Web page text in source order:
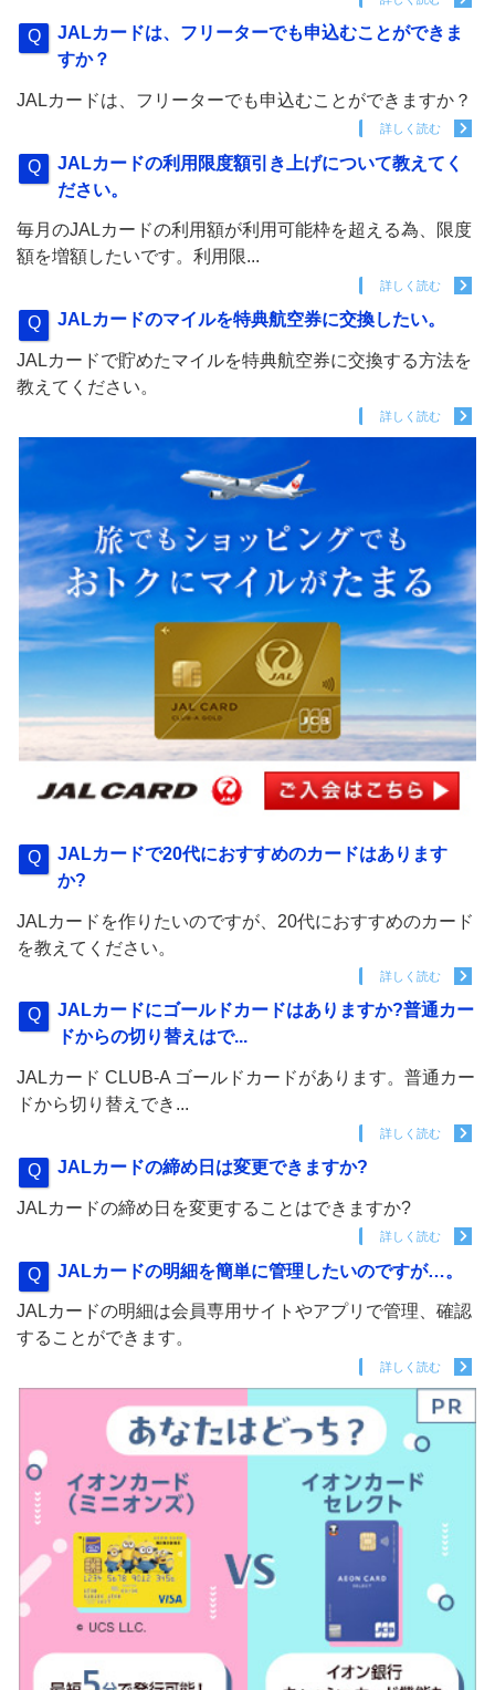
JALカードは、フリーターでも申込むことができま
すか？
JALカードは、フリーターでも申込むことができますか？
詳しく読む
JALカードの利用限度額引き上げについて教えてく
ださい。
毎月のJALカードの利用額が利用可能枠を超える為、限度
額を増額したいです。利用限...
詳しく読む
JALカードのマイルを特典航空券に交換したい。
JALカードで貯めたマイルを特典航空券に交換する方法を
教えてください。
詳しく読む
JALカードで20代におすすめのカードはあります
か?
JALカードを作りたいのですが、20代におすすめのカード
を教えてください。
詳しく読む
JALカードにゴールドカードはありますか?普通カー
ドからの切り替えはで...
JALカード CLUB-A ゴールドカードがあります。普通カー
ドから切り替えでき...
詳しく読む
JALカードの締め日は変更できますか?
JALカードの締め日を変更することはできますか?
詳しく読む
JALカードの明細を簡単に管理したいのですが…。
JALカードの明細は会員専用サイトやアプリで管理、確認
することができます。
詳しく読む